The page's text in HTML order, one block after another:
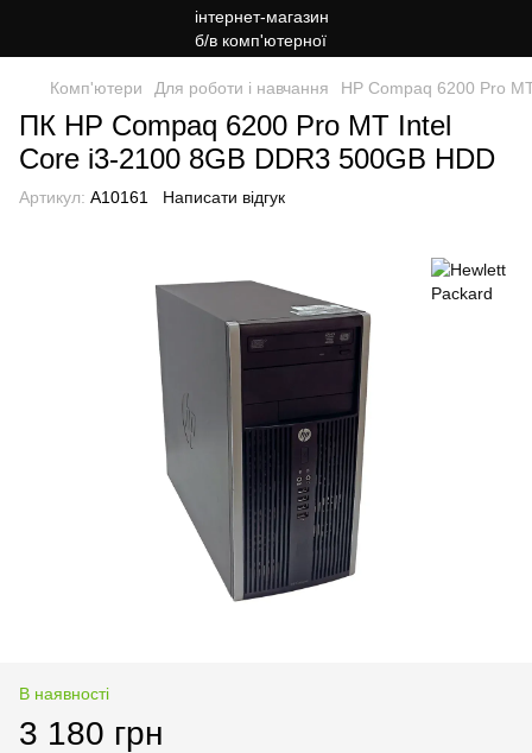
Комп'ютери Для роботи і навчання HP Compaq 6200 Pro
ПК HP Compaq 6200 Pro MT Intel
Core i3-2100 8GB DDR3 500GB HDD
Артикул: A10161 Написати відгук
В наявності
3 180 грн